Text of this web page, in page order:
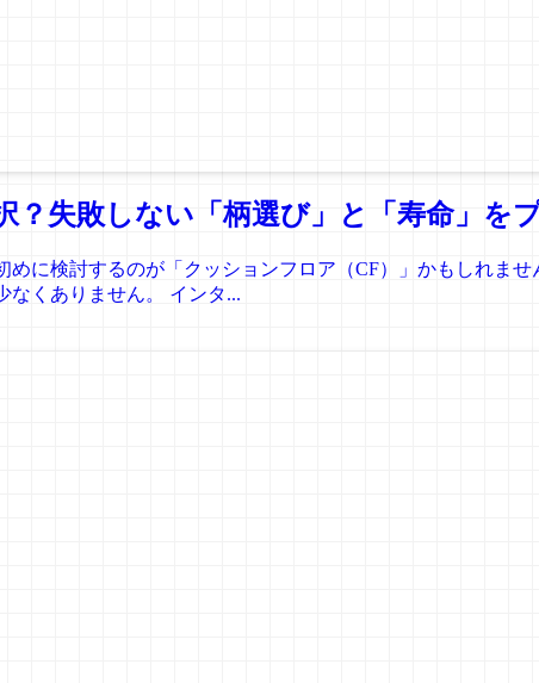
失敗しない「柄選び」と「寿命」を
に検討するのが「クッションフロア（CF）」かもしれま
なくありません。 インタ...